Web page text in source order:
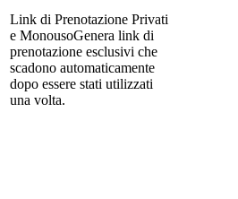
Link di Prenotazione Privati
e MonousoGenera link di
prenotazione esclusivi che
scadono automaticamente
dopo essere stati utilizzati
una volta.